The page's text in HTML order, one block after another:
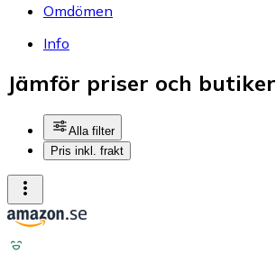
Omdömen
Info
Jämför priser och butiker
Alla filter
Pris inkl. frakt